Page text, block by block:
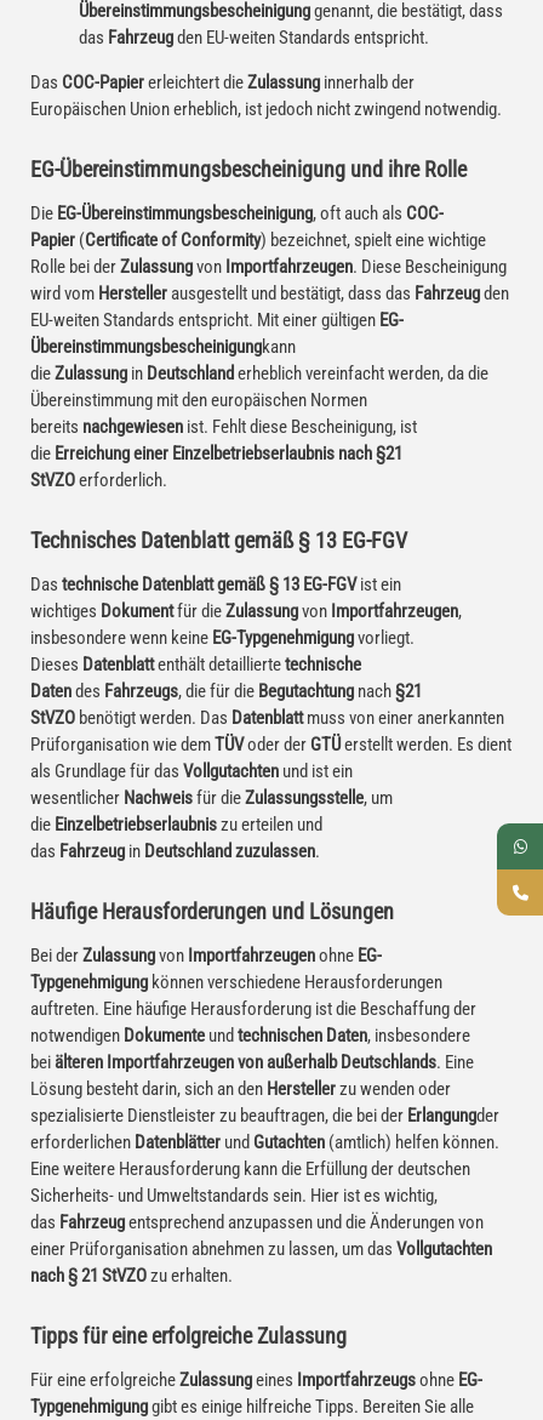
Übereinstimmungsbescheinigunggenannt, die bestätigt, dass
das Fahrzeugden EU-weiten Standards entspricht.
Das COC-Papiererleichtert dieZulassung innerhalb der
Europäischen Union erheblich, ist jedoch nicht zwingend notwendig.
EG-Übereinstimmungsbescheinigung und ihre Rolle
Die EG-Übereinstimmungsbescheinigung, oft auch als COC-
Papier (Certificate of Conformity) bezeichnet, spielt eine wichtige
Rolle bei derZulassungvon Importfahrzeugen. Diese Bescheinigung
wird vom Hersteller ausgestellt und bestätigt, dass das Fahrzeugden
EU-weiten Standards entspricht. Mit einer gültigen EG-
Übereinstimmungsbescheinigungkann
dieZulassung in Deutschland erheblich vereinfacht werden, da die
Übereinstimmung mit den europäischen Normen
bereits nachgewiesen ist. Fehlt diese Bescheinigung, ist
die Erreichung einer Einzelbetriebserlaubnis nach §21
StVZOerforderlich.
Technisches Datenblatt gemäß § 13 EG-FGV
Das technische Datenblatt gemäß § 13 EG-FGVist ein
wichtiges Dokumentfür dieZulassungvon Importfahrzeugen,
insbesondere wenn keine EG-Typgenehmigungvorliegt.
Dieses Datenblattenthält detailliertetechnische
Datendes Fahrzeugs, die für die Begutachtung nach§21
StVZO benötigt werden. Das Datenblattmuss von einer anerkannten
Prüforganisation wie demTÜVoder der GTÜerstellt werden. Es dient
als Grundlage für das Vollgutachten und ist ein
wesentlicher Nachweisfür dieZulassungsstelle, um
die Einzelbetriebserlaubniszu erteilen und
das Fahrzeug in Deutschland zuzulassen.
Häufige Herausforderungen und Lösungen
Bei derZulassungvon Importfahrzeugenohne EG-
Typgenehmigung können verschiedene Herausforderungen
auftreten. Eine häufige Herausforderung ist die Beschaffung der
notwendigen Dokumente und technischen Daten, insbesondere
beiälteren Importfahrzeugen von außerhalb Deutschlands. Eine
Lösung besteht darin, sich an den Herstellerzu wenden oder
spezialisierte Dienstleister zu beauftragen, die bei der Erlangungder
erforderlichen Datenblätter und Gutachten (amtlich) helfen können.
Eine weitere Herausforderung kann die Erfüllung der deutschen
Sicherheits- und Umweltstandards sein. Hier ist es wichtig,
das Fahrzeugentsprechend anzupassen und die Änderungen von
einer Prüforganisation abnehmen zu lassen, um das Vollgutachten
nach § 21 StVZOzu erhalten.
Tipps für eine erfolgreiche Zulassung
Für eine erfolgreicheZulassungeines Importfahrzeugsohne EG-
Typgenehmigunggibt es einige hilfreiche Tipps. Bereiten Sie alle